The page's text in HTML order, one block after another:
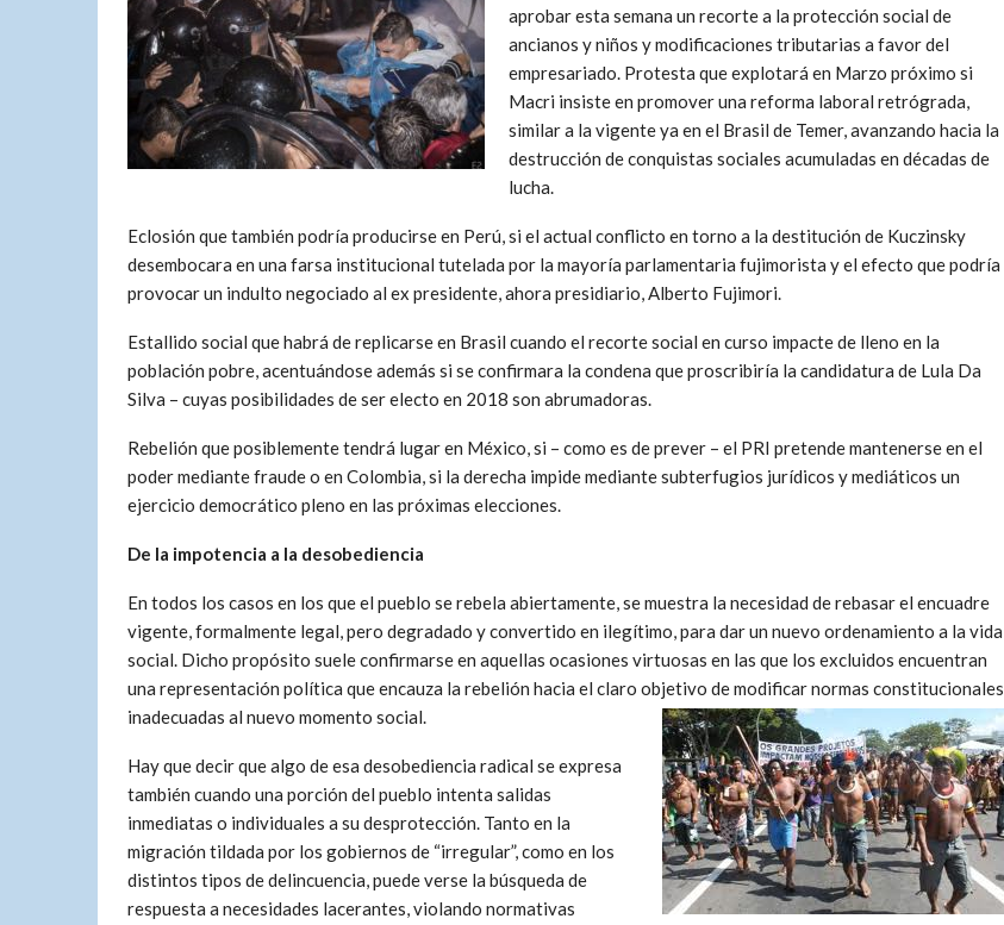
aprobar esta semana un recorte a la protección social de
ancianos y niños y modificaciones tributarias a favor del
empresariado. Protesta que explotará en Marzo próximo si
Macri insiste en promover una reforma laboral retrógrada,
similar a la vigente ya en el Brasil de Temer, avanzando hacia la
destrucción de conquistas sociales acumuladas en décadas de
lucha.
Eclosión que también podría producirse en Perú, si el actual conflicto en torno a la destitución de Kuczinsky
desembocara en una farsa institucional tutelada por la mayoría parlamentaria fujimorista y el efecto que podría
provocar un indulto negociado al ex presidente, ahora presidiario, Alberto Fujimori.
Estallido social que habrá de replicarse en Brasil cuando el recorte social en curso impacte de lleno en la
población pobre, acentuándose además si se confirmara la condena que proscribiría la candidatura de Lula Da
Silva – cuyas posibilidades de ser electo en 2018 son abrumadoras.
Rebelión que posiblemente tendrá lugar en México, si – como es de prever – el PRI pretende mantenerse en el
poder mediante fraude o en Colombia, si la derecha impide mediante subterfugios jurídicos y mediáticos un
ejercicio democrático pleno en las próximas elecciones.
De la impotencia a la desobediencia
En todos los casos en los que el pueblo se rebela abiertamente, se muestra la necesidad de rebasar el encuadre
vigente, formalmente legal, pero degradado y convertido en ilegítimo, para dar un nuevo ordenamiento a la vida
social. Dicho propósito suele confirmarse en aquellas ocasiones virtuosas en las que los excluidos encuentran
una representación política que encauza la rebelión hacia el claro objetivo de modificar normas constitucionales
inadecuadas al nuevo momento social.
Hay que decir que algo de esa desobediencia radical se expresa
también cuando una porción del pueblo intenta salidas
inmediatas o individuales a su desprotección. Tanto en la
migración tildada por los gobiernos de “irregular”, como en los
distintos tipos de delincuencia, puede verse la búsqueda de
respuesta a necesidades lacerantes, violando normativas